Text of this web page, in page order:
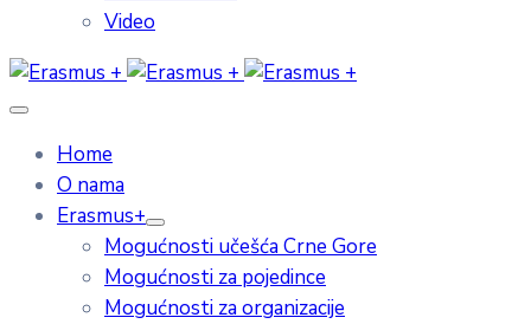
Video
Home
O nama
Erasmus+
Mogućnosti učešća Crne Gore
Mogućnosti za pojedince
Mogućnosti za organizacije